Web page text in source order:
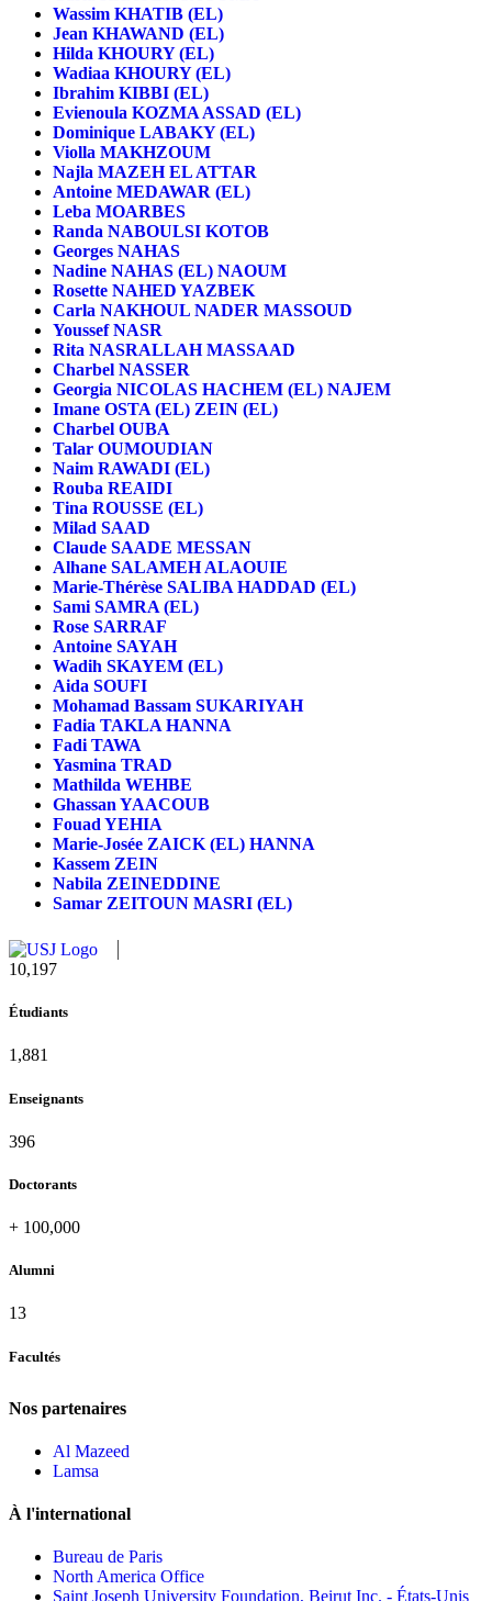
Wassim KHATIB (EL)
Jean KHAWAND (EL)
Hilda KHOURY (EL)
Wadiaa KHOURY (EL)
Ibrahim KIBBI (EL)
Evienoula KOZMA ASSAD (EL)
Dominique LABAKY (EL)
Violla MAKHZOUM
Najla MAZEH EL ATTAR
Antoine MEDAWAR (EL)
Leba MOARBES
Randa NABOULSI KOTOB
Georges NAHAS
Nadine NAHAS (EL) NAOUM
Rosette NAHED YAZBEK
Carla NAKHOUL NADER MASSOUD
Youssef NASR
Rita NASRALLAH MASSAAD
Charbel NASSER
Georgia NICOLAS HACHEM (EL) NAJEM
Imane OSTA (EL) ZEIN (EL)
Charbel OUBA
Talar OUMOUDIAN
Naim RAWADI (EL)
Rouba REAIDI
Tina ROUSSE (EL)
Milad SAAD
Claude SAADE MESSAN
Alhane SALAMEH ALAOUIE
Marie-Thérèse SALIBA HADDAD (EL)
Sami SAMRA (EL)
Rose SARRAF
Antoine SAYAH
Wadih SKAYEM (EL)
Aida SOUFI
Mohamad Bassam SUKARIYAH
Fadia TAKLA HANNA
Fadi TAWA
Yasmina TRAD
Mathilda WEHBE
Ghassan YAACOUB
Fouad YEHIA
Marie-Josée ZAICK (EL) HANNA
Kassem ZEIN
Nabila ZEINEDDINE
Samar ZEITOUN MASRI (EL)
11,433
Étudiants
2,109
Enseignants
437
Doctorants
+ 100,000
Alumni
13
Facultés
Nos partenaires
Al Mazeed
Lamsa
À l'international
Bureau de Paris
North America Office
Saint Joseph University Foundation, Beirut Inc. - États-Unis